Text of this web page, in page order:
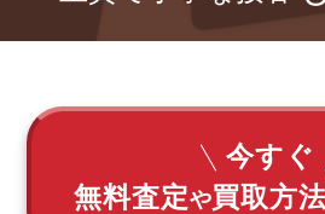
今すぐ
無料査定や買取方